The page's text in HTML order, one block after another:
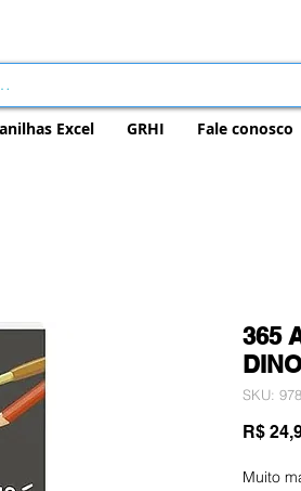
Excel GRHI Fale conosco
365
SKU:
R$
Muito